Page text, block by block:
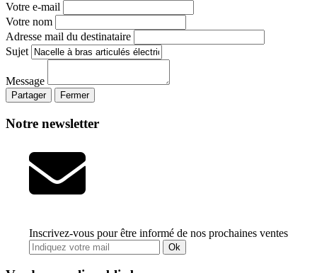
Votre e-mail
Votre nom
Adresse mail du destinataire
Sujet
Message
Partager Fermer
Notre newsletter
Inscrivez-vous pour être informé de nos prochaines ventes
Ok